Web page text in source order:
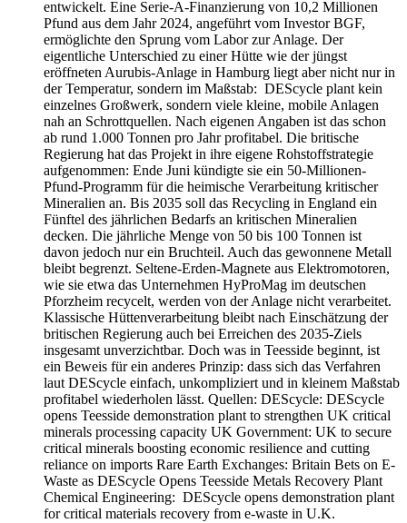
entwickelt. Eine Serie-A-Finanzierung von 10,2 Millionen
Pfund aus dem Jahr 2024, angeführt vom Investor BGF,
ermöglichte den Sprung vom Labor zur Anlage. Der
eigentliche Unterschied zu einer Hütte wie der jüngst
eröffneten Aurubis-Anlage in Hamburg liegt aber nicht nur in
der Temperatur, sondern im Maßstab: DEScycle plant kein
einzelnes Großwerk, sondern viele kleine, mobile Anlagen
nah an Schrottquellen. Nach eigenen Angaben ist das schon
ab rund 1.000 Tonnen pro Jahr profitabel. Die britische
Regierung hat das Projekt in ihre eigene Rohstoffstrategie
aufgenommen: Ende Juni kündigte sie ein 50-Millionen-
Pfund-Programm für die heimische Verarbeitung kritischer
Mineralien an. Bis 2035 soll das Recycling in England ein
Fünftel des jährlichen Bedarfs an kritischen Mineralien
decken. Die jährliche Menge von 50 bis 100 Tonnen ist
davon jedoch nur ein Bruchteil. Auch das gewonnene Metall
bleibt begrenzt. Seltene-Erden-Magnete aus Elektromotoren,
wie sie etwa das Unternehmen HyProMag im deutschen
Pforzheim recycelt, werden von der Anlage nicht verarbeitet.
Klassische Hüttenverarbeitung bleibt nach Einschätzung der
britischen Regierung auch bei Erreichen des 2035-Ziels
insgesamt unverzichtbar. Doch was in Teesside beginnt, ist
ein Beweis für ein anderes Prinzip: dass sich das Verfahren
laut DEScycle einfach, unkompliziert und in kleinem Maßstab
profitabel wiederholen lässt. Quellen: DEScycle: DEScycle
opens Teesside demonstration plant to strengthen UK critical
minerals processing capacity UK Government: UK to secure
critical minerals boosting economic resilience and cutting
reliance on imports Rare Earth Exchanges: Britain Bets on E-
Waste as DEScycle Opens Teesside Metals Recovery Plant
Chemical Engineering: DEScycle opens demonstration plant
for critical materials recovery from e-waste in U.K.